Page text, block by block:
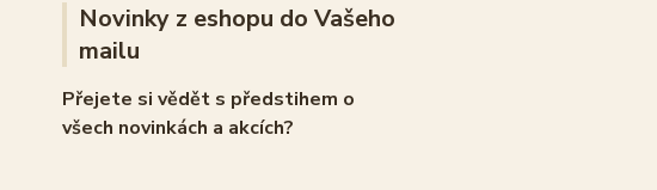
Novinky z eshopu do Vašeho
mailu
Přejete si vědět s předstihem o
všech novinkách a akcích?